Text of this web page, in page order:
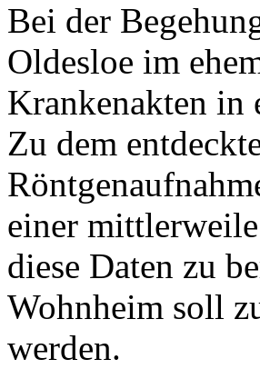
Bei der
Oldesloe im
Krankenakten in
Zu dem
einer
diese Daten zu
Wohnheim soll
werden.